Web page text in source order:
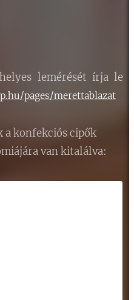
lemérését írja le
pages/merettablazat
a konfekciós cipők
van kitalálva: